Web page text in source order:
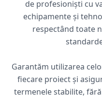
de profesioniști cu
echipamente și
respectând toate
Garantăm utilizarea
fiecare proiect și
termenele stabilite,